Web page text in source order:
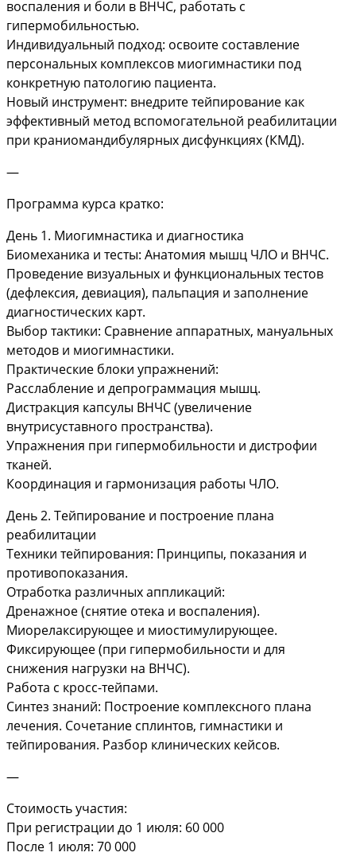
воспаления и боли в ВНЧС, работать с
гипермобильностью.
Индивидуальный подход: освоите составление
персональных комплексов миогимнастики под
конкретную патологию пациента.
Новый инструмент: внедрите тейпирование как
эффективный метод вспомогательной реабилитации
при краниомандибулярных дисфункциях (КМД).
—
Программа курса кратко:
День 1. Миогимнастика и диагностика
Биомеханика и тесты: Анатомия мышц ЧЛО и ВНЧС.
Проведение визуальных и функциональных тестов
(дефлексия, девиация), пальпация и заполнение
диагностических карт.
Выбор тактики: Сравнение аппаратных, мануальных
методов и миогимнастики.
Практические блоки упражнений:
Расслабление и депрограммация мышц.
Дистракция капсулы ВНЧС (увеличение
внутрисуставного пространства).
Упражнения при гипермобильности и дистрофии
тканей.
Координация и гармонизация работы ЧЛО.
День 2. Тейпирование и построение плана
реабилитации
Техники тейпирования: Принципы, показания и
противопоказания.
Отработка различных аппликаций:
Дренажное (снятие отека и воспаления).
Миорелаксирующее и миостимулирующее.
Фиксирующее (при гипермобильности и для
снижения нагрузки на ВНЧС).
Работа с кросс-тейпами.
Синтез знаний: Построение комплексного плана
лечения. Сочетание сплинтов, гимнастики и
тейпирования. Разбор клинических кейсов.
—
Стоимость участия:
При регистрации до 1 июля: 60 000
После 1 июля: 70 000